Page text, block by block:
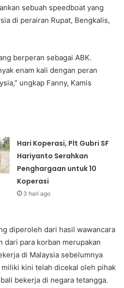
sebuah speedboat yang
di perairan Rupat, Bengkalis,
berperan sebagai ABK.
enam kali dengan peran
ungkap Fanny, Kamis
Hari Koperasi, Plt Gubri SF
Hariyanto Serahkan
Penghargaan untuk 10
Koperasi
3 hari ago
diperoleh dari hasil wawancara
dari para korban merupakan
di Malaysia sebelumnya
kini telah dicekal oleh pihak
bekerja di negara tetangga.